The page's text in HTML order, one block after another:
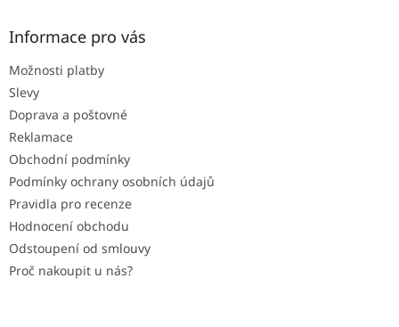
Informace pro vás
Možnosti platby
Slevy
Doprava a poštovné
Reklamace
Obchodní podmínky
Podmínky ochrany osobních údajů
Pravidla pro recenze
Hodnocení obchodu
Odstoupení od smlouvy
Proč nakoupit u nás?